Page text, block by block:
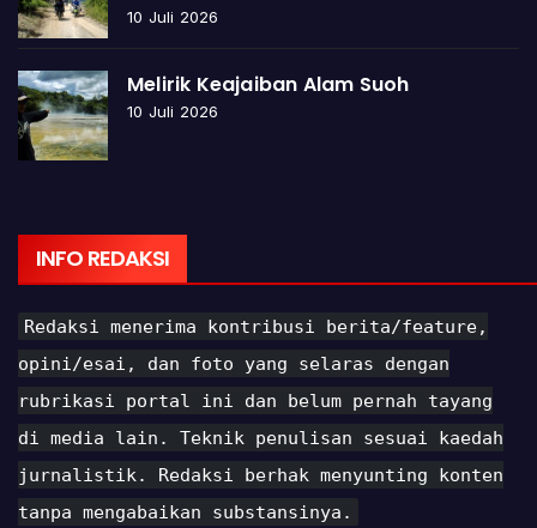
10 Juli 2026
Melirik Keajaiban Alam Suoh
10 Juli 2026
INFO REDAKSI
Redaksi menerima kontribusi berita/feature,
opini/esai, dan foto yang selaras dengan
rubrikasi portal ini dan belum pernah tayang
di media lain. Teknik penulisan sesuai kaedah
jurnalistik. Redaksi berhak menyunting konten
tanpa mengabaikan substansinya.